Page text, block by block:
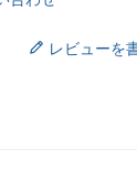
レビューを